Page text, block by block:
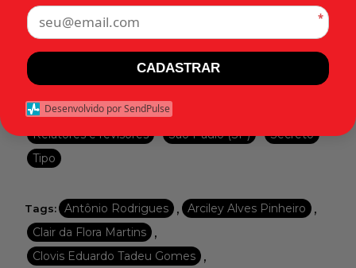
Agrupamento prejudicial à segurança nacional
Estados • Gen. Augusto Fragoso • Militar •
Min. Dr. Jacy Guimarães Pinheiro
Objeto da acusação • Organização • Político •
Posse Ilícita de armamentos
Relatores e revisores • São Paulo (SP) • Secreto •
Tipo
Tags: Antônio Rodrigues , Arciley Alves Pinheiro ,
Clair da Flora Martins ,
Clovis Eduardo Tadeu Gomes ,
*
CADASTRAR
Desenvolvido por SendPulse